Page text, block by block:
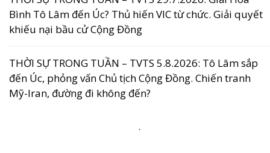
Bình Tô Lâm đến Úc? Thủ hiến VIC từ chức. Giải quyết
khiếu nại bầu cử Cộng Đồng
THỜI SỰ TRONG TUẦN – TVTS 5.8.2026: Tô Lâm sắp
đến Úc, phỏng vấn Chủ tịch Cộng Đồng. Chiến tranh
Mỹ-Iran, đường đi không đến?
.